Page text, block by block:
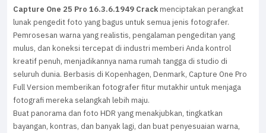
Capture One 25 Pro 16.3.6.1949 Crackmenciptakan perangkat
lunak pengedit foto yang bagus untuk semua jenis fotografer.
Pemrosesan warna yang realistis, pengalaman pengeditan yang
mulus, dan koneksi tercepat di industri memberi Anda kontrol
kreatif penuh, menjadikannya nama rumah tangga di studio di
seluruh dunia. Berbasis di Kopenhagen, Denmark, Capture One Pro
Full Version memberikan fotografer fitur mutakhir untuk menjaga
fotografi mereka selangkah lebih maju.
Buat panorama dan foto HDR yang menakjubkan, tingkatkan
bayangan, kontras, dan banyak lagi, dan buat penyesuaian warna,